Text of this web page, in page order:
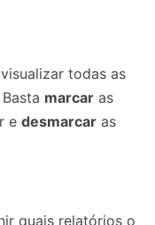
todas as
marcar as
e desmarcar as
quais relatórios o